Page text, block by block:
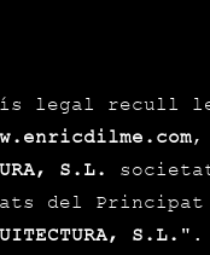
legal recull
,
S.L.
del
S.L. ".